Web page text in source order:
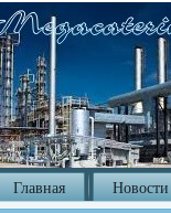
Главная Новости